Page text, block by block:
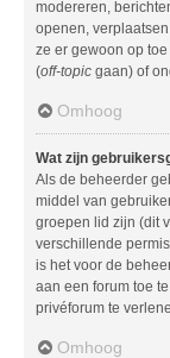
modereren,
openen,
ze er gewoon op
(off-topic gaan) of
Omhoog
Wat zijn
Als de beheerder
middel van
groepen lid zijn (dit
verschillende
is het voor de
aan een forum toe
privéforum te
Omhoog